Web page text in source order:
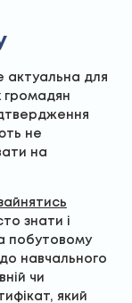
актуальна для
громадян
не
на
знати і
побутовому
навчального
чи
який